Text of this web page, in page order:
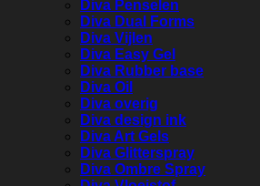
Diva Penselen
Diva Dual Forms
Diva Vijlen
Diva Easy Gel
Diva Rubber base
Diva Oil
Diva overig
Diva design ink
Diva Art Gels
Diva Glitterspray
Diva Ombre Spray